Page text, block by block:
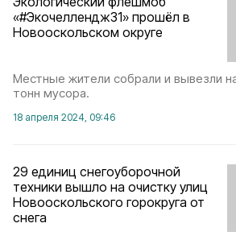
«#Экочеллендж31» прошёл в
Новооскольском округе
Местные жители собрали и вывезли
тонн мусора.
18 апреля 2024, 09:46
29 единиц снегоуборочной
техники вышло на очистку улиц
Новооскольского горокруга от
снега